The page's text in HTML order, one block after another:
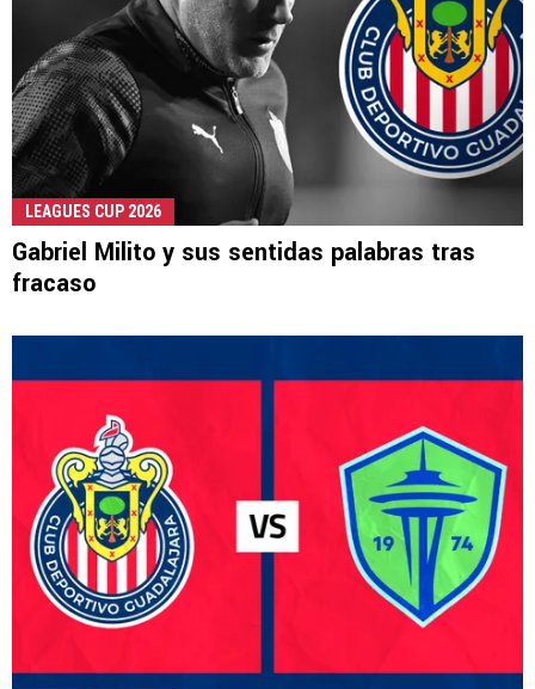
LEAGUES CUP 2026
Gabriel Milito y sus sentidas palabras tras
fracaso